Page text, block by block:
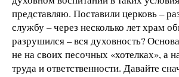
представляю. Поставили церковь –
службу – через несколько лет храм
разрушился – вся духовность?
не на своих песочных «хотелках», а
труда и ответственности. Давайте